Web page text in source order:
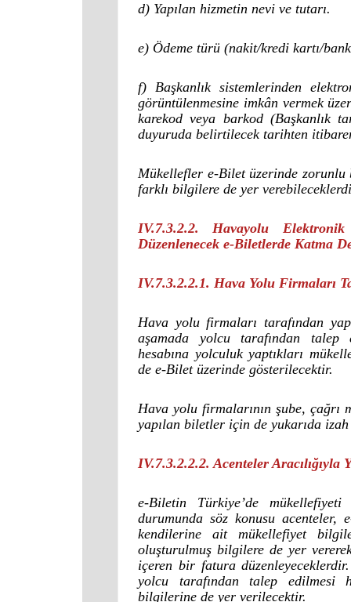
d) Yapılan hizmetin nevi ve tutarı.
e) Ödeme türü (nakit/kredi kartı/
f) Başkanlık sistemlerinden
görüntülenmesine imkân vermek
karekod veya barkod (Başkanlık
duyuruda belirtilecek tarihten
Mükellefler e-Bilet üzerinde
farklı bilgilere de yer
IV.7.3.2.2. Havayolu
Düzenlenecek e-Biletlerde Katma
IV.7.3.2.2.1. Hava Yolu Firmaları
Hava yolu firmaları tarafından
aşamada yolcu tarafından
hesabına yolculuk yaptıkları
de e-Bilet üzerinde gösterilecektir.
Hava yolu firmalarının şube, çağrı
yapılan biletler için de yukarıda
IV.7.3.2.2.2. Acenteler Aracılığıyla
e-Biletin Türkiye’de mükellefiyeti
durumunda söz konusu
kendilerine ait mükellefiyet
oluşturulmuş bilgilere de yer
içeren bir fatura
yolcu tarafından talep edilmesi
bilgilerine de yer verilecektir.